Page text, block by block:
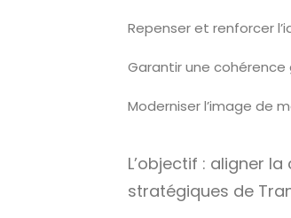
Repenser et renforcer
Garantir une cohérence
Moderniser l’image de
L’objectif : aligner
stratégiques de